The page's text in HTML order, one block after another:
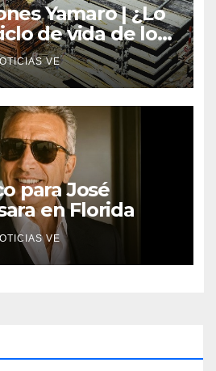
Yamaro | ¿Lo
de vida de los
construcción
eficiencia en
VE
para José
en Florida
VE